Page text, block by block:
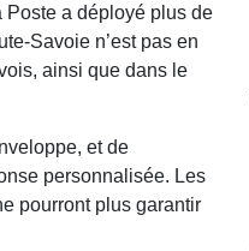
Poste a déployé plus de
Savoie n’est pas en
ainsi que dans le
et de
personnalisée. Les
pourront plus garantir